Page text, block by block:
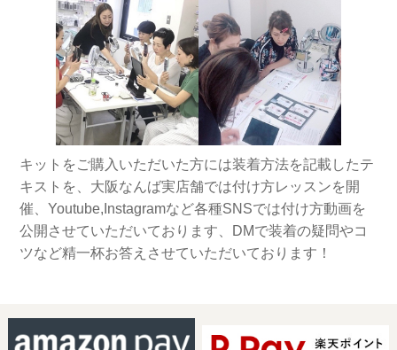
キットをご購入いただいた方には装着方法を記載したテ
キストを、大阪なんば実店舗では付け方レッスンを開
催、Youtube,Instagramなど各種SNSでは付け方動画を
公開させていただいております、DMで装着の疑問やコ
ツなど精一杯お答えさせていただいております！